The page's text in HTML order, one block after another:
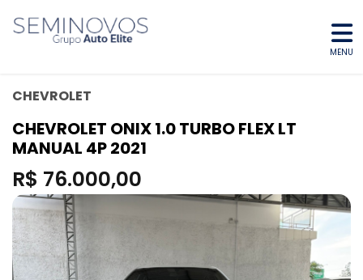
MENU
CHEVROLET
CHEVROLET ONIX 1.0 TURBO FLEX LT
MANUAL 4P 2021
R$ 76.000,00